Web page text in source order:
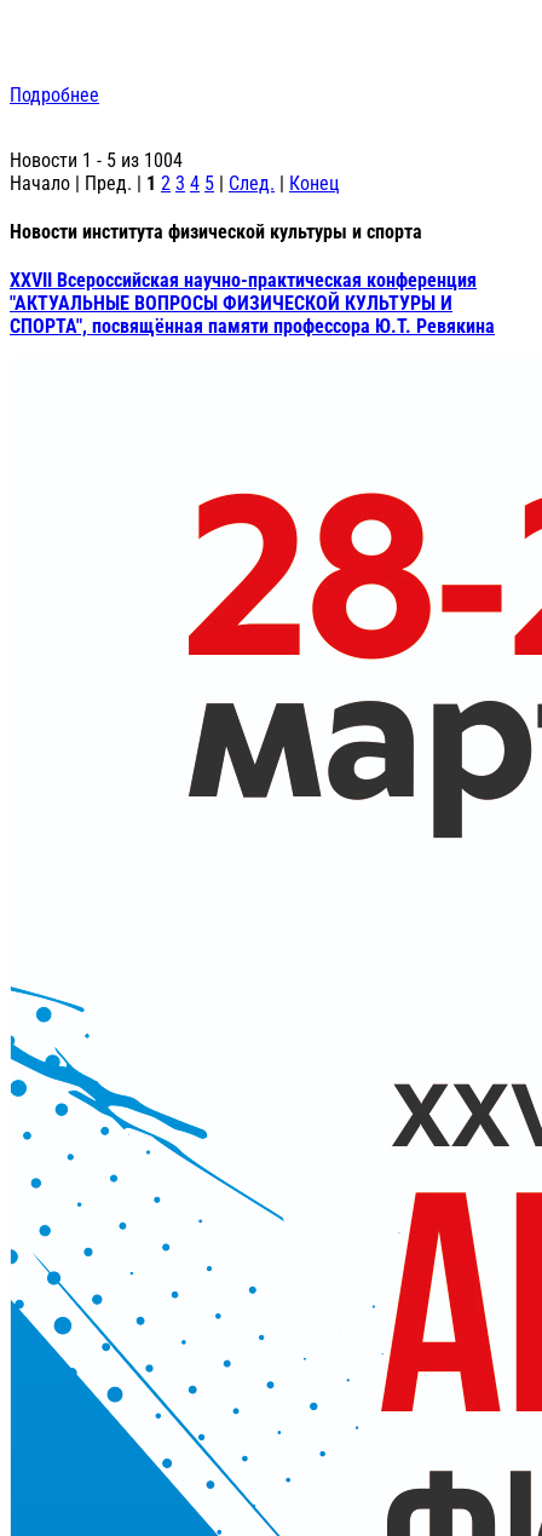
Подробнее
Новости 1 - 5 из 1004
Начало | Пред. | 1 2 3 4 5 | След. | Конец
Новости института физической культуры и спорта
XXVII Всероссийская научно-практическая конференция
"АКТУАЛЬНЫЕ ВОПРОСЫ ФИЗИЧЕСКОЙ КУЛЬТУРЫ И
СПОРТА", посвящённая памяти профессора Ю.Т. Ревякина